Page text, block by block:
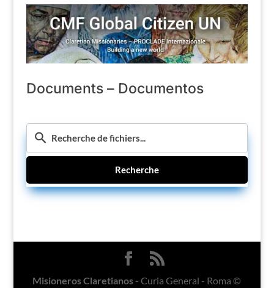
Documents – Documentos
Recherche
Misioneros Claretianos - Curia General - Roma ©